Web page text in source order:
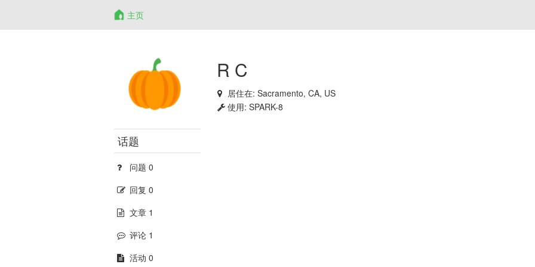
主页
R C
居住在:Sacramento, CA, US
使用:SPARK-8
话题
问题 0
回复 0
文章 1
评论 1
活动 0